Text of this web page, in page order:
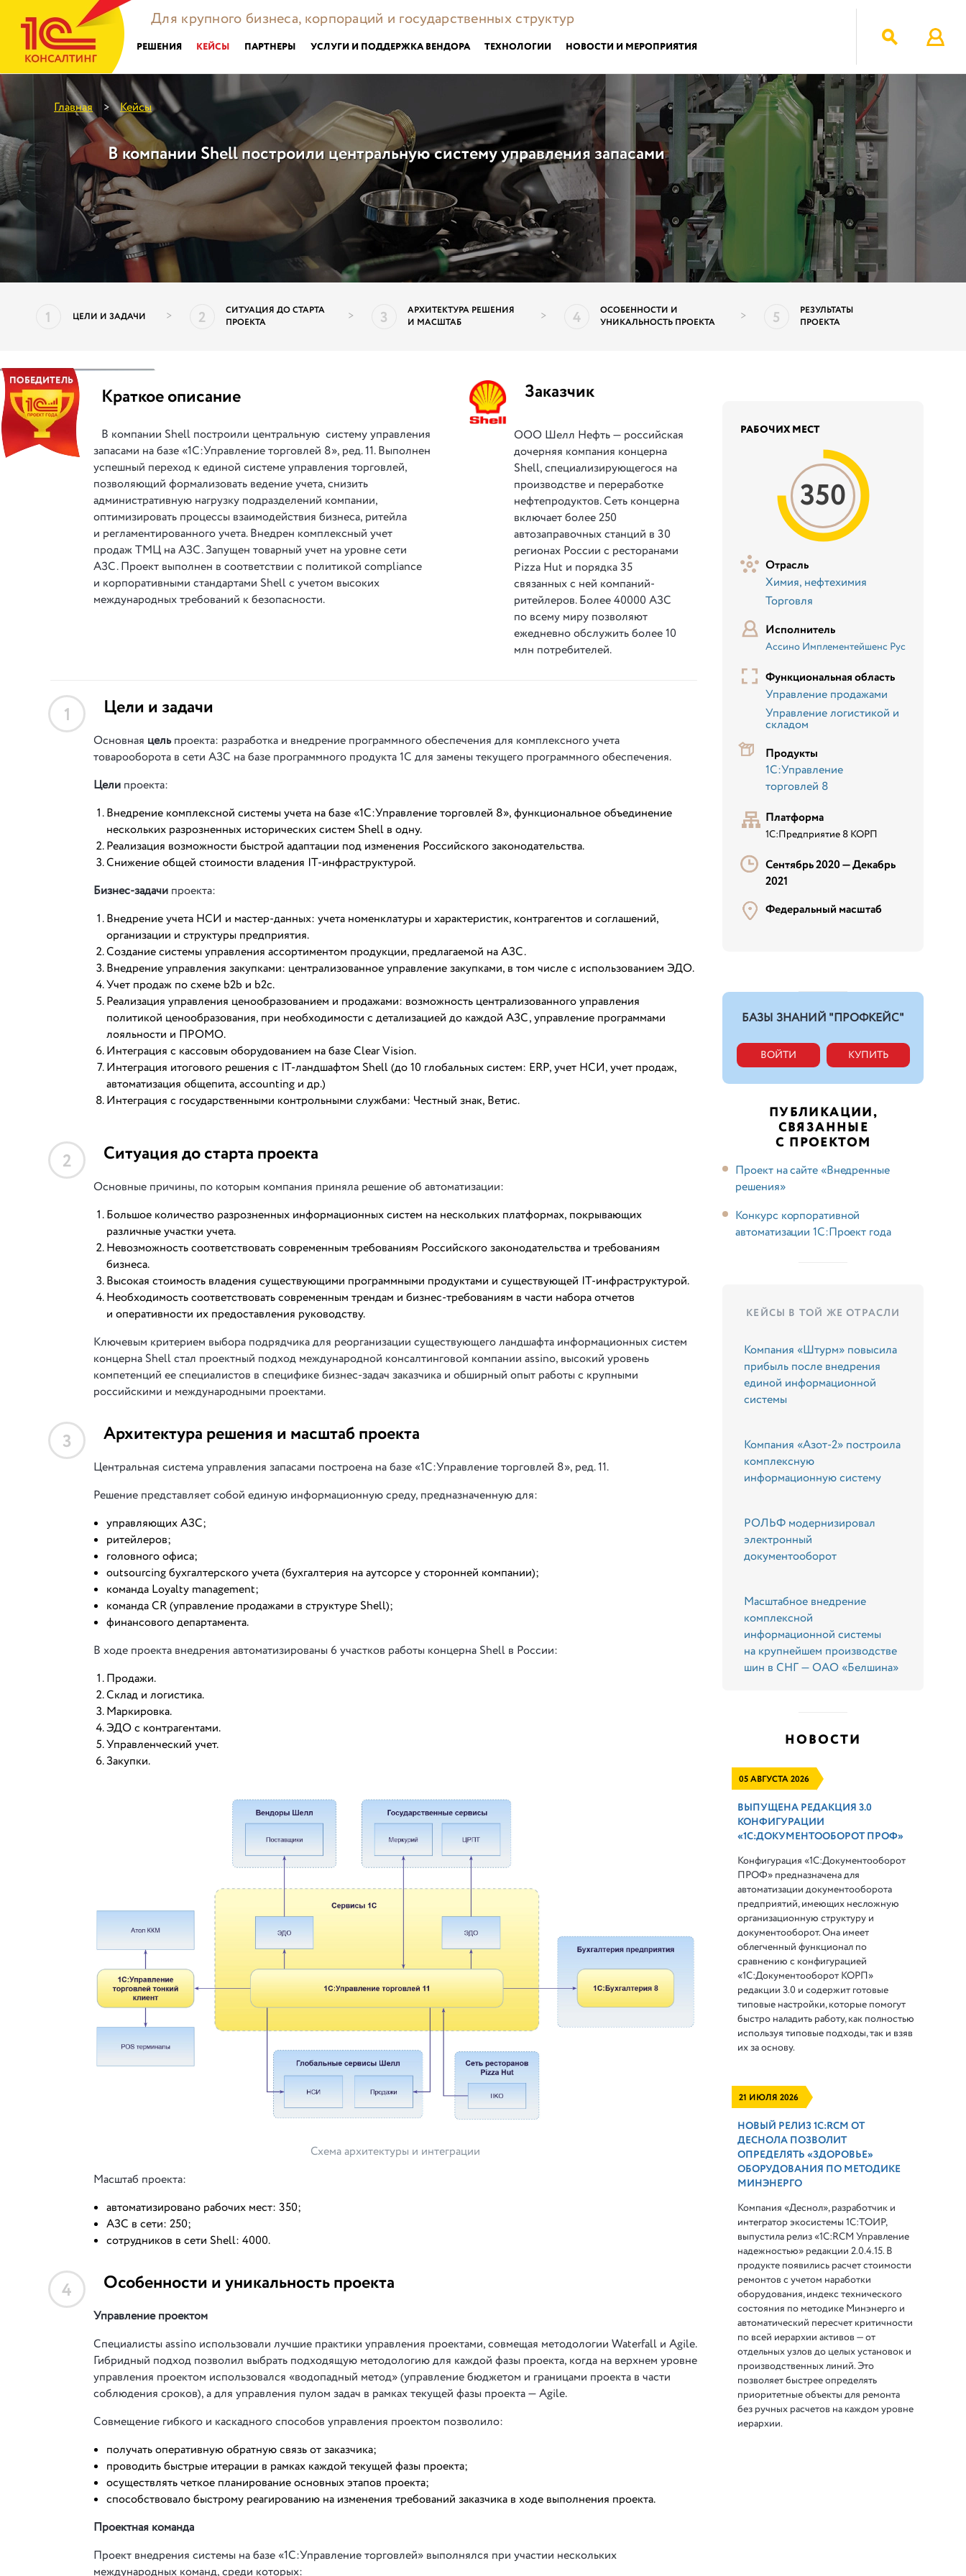
Для крупного бизнеса, корпораций и государственных структур
РЕШЕНИЯ КЕЙСЫ ПАРТНЕРЫ УСЛУГИ И ПОДДЕРЖКА ВЕНДОРА ТЕХНОЛОГИИ НОВОСТИ И МЕРОПРИЯТИЯ
Главная > Кейсы
В компании Shell построили центральную систему управления запасами
1 ЦЕЛИ И ЗАДАЧИ > 2
СИТУАЦИЯ ДО СТАРТА
ПРОЕКТА
> 3
АРХИТЕКТУРА РЕШЕНИЯ
И МАСШТАБ
> 4
ОСОБЕННОСТИ И
УНИКАЛЬНОСТЬ ПРОЕКТА
> 5
РЕЗУЛЬТАТЫ
ПРОЕКТА
|| Краткое описание
В компании Shell построили центральную систему управления
запасами на базе «1С:Управление торговлей 8», ред. 11. Выполнен
успешный переход к единой системе управления торговлей,
позволяющий формализовать ведение учета, снизить
административную нагрузку подразделений компании,
оптимизировать процессы взаимодействия бизнеса, ритейла
и регламентированного учета. Внедрен комплексный учет
продаж ТМЦ на АЗС. Запущен товарный учет на уровне сети
АЗС. Проект выполнен в соответствии с политикой compliance
и корпоративными стандартами Shell с учетом высоких
международных требований к безопасности.
Заказчик
ООО Шелл Нефть — российская
дочерняя компания концерна
Shell, специализирующегося на
производстве и переработке
нефтепродуктов. Сеть концерна
включает более 250
автозаправочных станций в 30
регионах России с ресторанами
Pizza Hut и порядка 35
связанных с ней компаний-
ритейлеров. Более 40000 АЗС
по всему миру позволяют
ежедневно обслужить более 10
млн потребителей.
1 Цели и задачи
Основная цельпроекта: разработка и внедрение программного обеспечения для комплексного учета
товарооборота в сети АЗС на базе программного продукта 1С для замены текущего программного обеспечения.
Цели проекта:
Внедрение комплексной системы учета на базе «1С:Управление торговлей 8», функциональное объединение
нескольких разрозненных исторических систем Shell в одну.
Реализация возможности быстрой адаптации под изменения Российского законодательства.
Снижение общей стоимости владения IT-инфраструктурой.
Бизнес-задачи проекта:
Внедрение учета НСИ и мастер-данных: учета номенклатуры и характеристик, контрагентов и соглашений,
организации и структуры предприятия.
Создание системы управления ассортиментом продукции, предлагаемой на АЗС.
Внедрение управления закупками: централизованное управление закупками, в том числе с использованием ЭДО.
Учет продаж по схеме b2b и b2c.
Реализация управления ценообразованием и продажами: возможность централизованного управления
политикой ценообразования, при необходимости с детализацией до каждой АЗС, управление программами
лояльности и ПРОМО.
Интеграция с кассовым оборудованием на базе Clear Vision.
Интеграция итогового решения с IT-ландшафтом Shell (до 10 глобальных систем: ERP, учет НСИ, учет продаж,
автоматизация общепита, accounting и др.)
Интеграция с государственными контрольными службами: Честный знак, Ветис.
2 Ситуация до старта проекта
Основные причины, по которым компания приняла решение об автоматизации:
Большое количество разрозненных информационных систем на нескольких платформах, покрывающих
различные участки учета.
Невозможность соответствовать современным требованиям Российского законодательства и требованиям
бизнеса.
Высокая стоимость владения существующими программными продуктами и существующей IT-инфраструктурой.
Необходимость соответствовать современным трендам и бизнес-требованиям в части набора отчетов
и оперативности их предоставления руководству.
Ключевым критерием выбора подрядчика для реорганизации существующего ландшафта информационных систем
концерна Shell стал проектный подход международной консалтинговой компании assino, высокий уровень
компетенций ее специалистов в специфике бизнес-задач заказчика и обширный опыт работы с крупными
российскими и международными проектами.
3 Архитектура решения и масштаб проекта
Центральная система управления запасами построена на базе «1С:Управление торговлей 8», ред. 11.
Решение представляет собой единую информационную среду, предназначенную для:
управляющих АЗС;
ритейлеров;
головного офиса;
outsourcing бухгалтерского учета (бухгалтерия на аутсорсе у сторонней компании);
команда Loyalty management;
команда CR (управление продажами в структуре Shell);
финансового департамента.
В ходе проекта внедрения автоматизированы 6 участков работы концерна Shell в России:
Продажи.
Склад и логистика.
Маркировка.
ЭДО с контрагентами.
Управленческий учет.
Закупки.
Схема архитектуры и интеграции
Масштаб проекта:
автоматизировано рабочих мест: 350;
АЗС в сети: 250;
сотрудников в сети Shell: 4000.
4 Особенности и уникальность проекта
Управление проектом
Специалисты assino использовали лучшие практики управления проектами, совмещая методологии Waterfall и Agile.
Гибридный подход позволил выбрать подходящую методологию для каждой фазы проекта, когда на верхнем уровне
управления проектом использовался «водопадный метод» (управление бюджетом и границами проекта в части
соблюдения сроков), а для управления пулом задач в рамках текущей фазы проекта — Agile.
Совмещение гибкого и каскадного способов управления проектом позволило:
получать оперативную обратную связь от заказчика;
проводить быстрые итерации в рамках каждой текущей фазы проекта;
осуществлять четкое планирование основных этапов проекта;
способствовало быстрому реагированию на изменения требований заказчика в ходе выполнения проекта.
Проектная команда
Проект внедрения системы на базе «1С:Управление торговлей» выполнялся при участии нескольких
международных команд, среди которых:
РАБОЧИХ МЕСТ
350
Отрасль
Химия, нефтехимия
Торговля
Исполнитель
Ассино Имплементейшенс Рус
Функциональная область
Управление продажами
Управление логистикой и
складом
Продукты
1С:Управление
торговлей 8
Платформа
1С:Предприятие 8 КОРП
Сентябрь 2020 —Декабрь
2021
Федеральный масштаб
БАЗЫ ЗНАНИЙ "ПРОФКЕЙС"
ВОЙТИ КУПИТЬ
ПУБЛИКАЦИИ,
СВЯЗАННЫЕ
С ПРОЕКТОМ
Проект на сайте «Внедренные
решения»
Конкурс корпоративной
автоматизации 1С:Проект года
КЕЙСЫ В ТОЙ ЖЕ ОТРАСЛИ
Компания «Штурм» повысила
прибыль после внедрения
единой информационной
системы
Компания «Азот-2» построила
комплексную
информационную систему
РОЛЬФ модернизировал
электронный
документооборот
Масштабное внедрение
комплексной
информационной системы
на крупнейшем производстве
шин в СНГ — ОАО «Белшина»
НОВОСТИ
05 АВГУСТА 2026
ВЫПУЩЕНА РЕДАКЦИЯ 3.0
КОНФИГУРАЦИИ
«1С:ДОКУМЕНТООБОРОТ ПРОФ»
Конфигурация «1С:Документооборот
ПРОФ» предназначена для
автоматизации документооборота
предприятий, имеющих несложную
организационную структуру и
документооборот. Она имеет
облегченный функционал по
сравнению с конфигурацией
«1С:Документооборот КОРП»
редакции 3.0 и содержит готовые
типовые настройки, которые помогут
быстро наладить работу, как полностью
используя типовые подходы, так и взяв
их за основу.
21 ИЮЛЯ 2026
НОВЫЙ РЕЛИЗ 1С:RCM ОТ
ДЕСНОЛА ПОЗВОЛИТ
ОПРЕДЕЛЯТЬ «ЗДОРОВЬЕ»
ОБОРУДОВАНИЯ ПО МЕТОДИКЕ
МИНЭНЕРГО
Компания «Деснол», разработчик и
интегратор экосистемы 1С:ТОИР,
выпустила релиз «1С:RCM Управление
надежностью» редакции 2.0.4.15. В
продукте появились расчет стоимости
ремонтов с учетом наработки
оборудования, индекс технического
состояния по методике Минэнерго и
автоматический пересчет критичности
по всей иерархии активов — от
отдельных узлов до целых установок и
производственных линий. Это
позволяет быстрее определять
приоритетные объекты для ремонта
без ручных расчетов на каждом уровне
иерархии.